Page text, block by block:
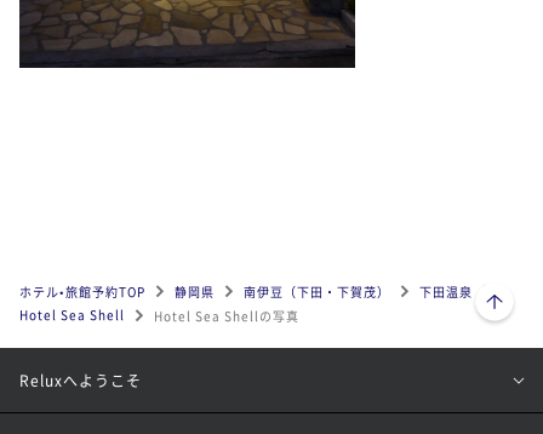
ホテル•旅館予約TOP 静岡県 南伊豆（下田・下賀茂）
下田温泉
Hotel Sea Shell
Hotel Sea Shellの写真
ページトップへ
Reluxへようこそ